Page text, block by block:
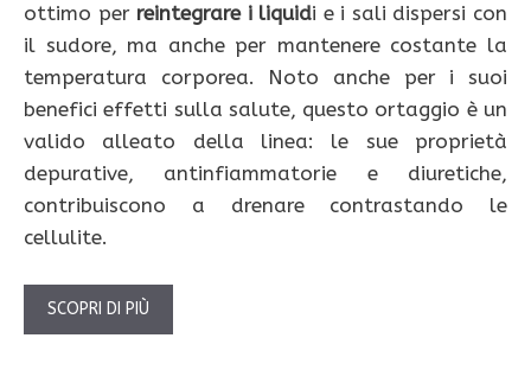
ottimo per reintegrare i liquidi e i sali dispersi con
il sudore, ma anche per mantenere costante la
temperatura corporea. Noto anche per i suoi
benefici effetti sulla salute, questo ortaggio è un
valido alleato della linea: le sue proprietà
depurative, antinfiammatorie e diuretiche,
contribuiscono a drenare contrastando le
cellulite.
SCOPRI DI PIÙ